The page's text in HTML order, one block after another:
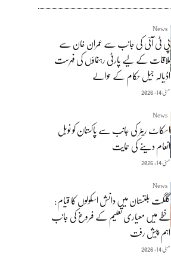
News
پی ٹی آئی کی جانب سے عمران خان سے
ملاقات کے لیے پارٹی رہنماؤں کی فہرست
اڈیالہ جیل حکام کے حوالے
مئی 14, 2026
News
اسکاٹ ریٹر کی جانب سے پاکستان کو نوبل
انعام دینے کی حمایت
مئی 14, 2026
News
گلگت بلتستان میں دانش اسکولوں کا قیام:
خطے میں معیاری تعلیم کے فروغ کی جانب
اہم پیش رفت
مئی 14, 2026